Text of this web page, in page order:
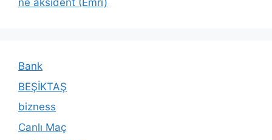
në aksident (Emri)
Bank
BEŞİKTAŞ
bizness
Canlı Maç